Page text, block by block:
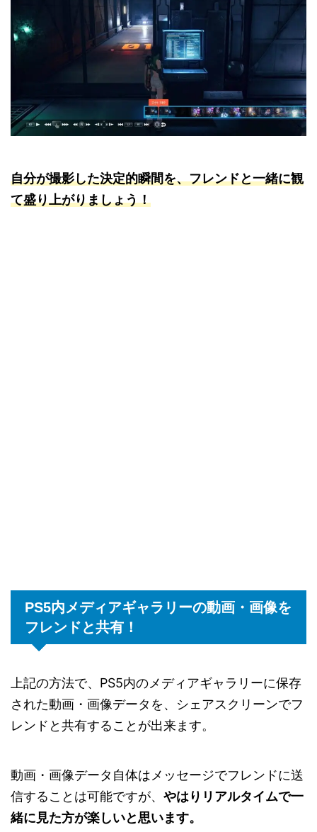
自分が撮影した決定的瞬間を、フレンドと一緒に観
て盛り上がりましょう！
PS5内メディアギャラリーの動画・画像を
フレンドと共有！
上記の方法で、PS5内のメディアギャラリーに保存
された動画・画像データを、シェアスクリーンでフ
レンドと共有することが出来ます。
動画・画像データ自体はメッセージでフレンドに送
信することは可能ですが、 やはりリアルタイムで一
緒に見た方が楽しいと思います。